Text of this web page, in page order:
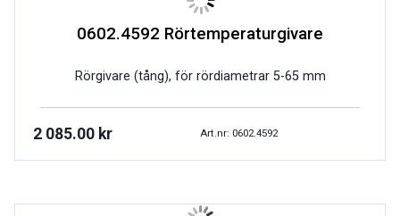
0602.4592 Rörtemperaturgivare
Rörgivare (tång), för rördiametrar 5-65 mm
2 085.00 kr Art.nr: 0602.4592